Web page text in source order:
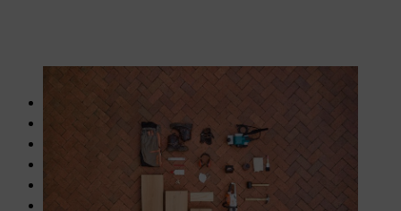
Plank, 7 cm x 35 cm voor samen 170 cm
Dunne houten plank, 35 cm x 15 cm
36 houten deuvels, 10 x 40 mm
Houtolie, bijv. walnootolie